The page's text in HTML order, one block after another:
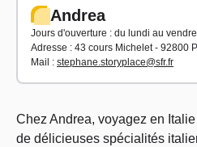
Andrea
Jours d'ouverture : du lundi au
Adresse : 43 cours Michelet - 92800
Mail : stephane.storyplace@sfr.fr
Chez Andrea, voyagez en
de délicieuses spécialités